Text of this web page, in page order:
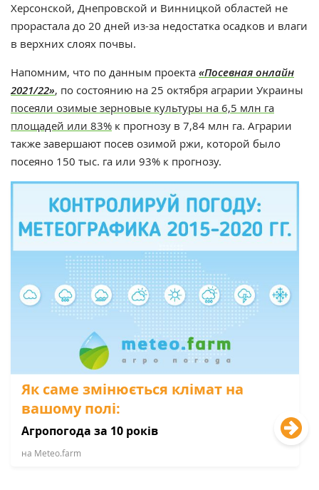
Херсонской, Днепровской и Винницкой областей не
прорастала до 20 дней из-за недостатка осадков и влаги
в верхних слоях почвы.
Напомним, что по данным проекта «Посевная онлайн
2021/22», по состоянию на 25 октября аграрии Украины
посеяли озимые зерновые культуры на 6,5 млн га
площадей или 83% к прогнозу в 7,84 млн га. Аграрии
также завершают посев озимой ржи, которой было
посеяно 150 тыс. га или 93% к прогнозу.
Як саме змінюється клімат на
вашому полі:
Агропогода за 10 років
на Мeteo.farm